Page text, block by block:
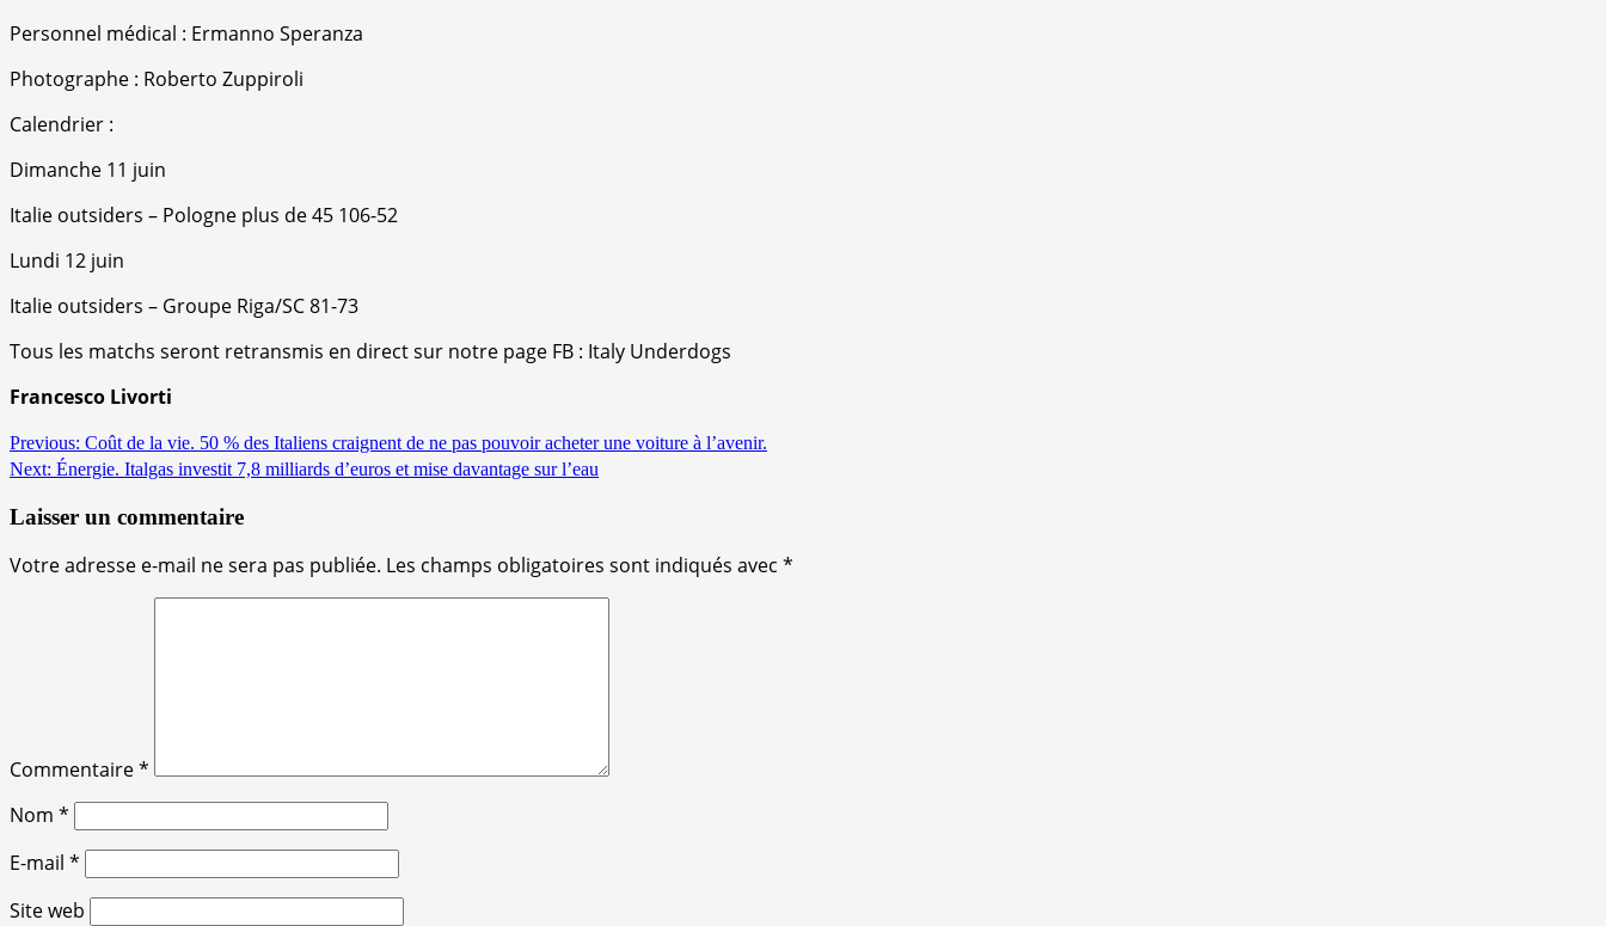
Personnel médical : Ermanno Speranza
Photographe : Roberto Zuppiroli
Calendrier :
Dimanche 11 juin
Italie outsiders – Pologne plus de 45 106-52
Lundi 12 juin
Italie outsiders – Groupe Riga/SC 81-73
Tous les matchs seront retransmis en direct sur notre page FB : Italy Underdogs
Francesco Livorti
Continue
Reading
Previous: Coût de la vie. 50 % des Italiens craignent de ne pas pouvoir acheter une voiture à l’avenir.
Next: Énergie. Italgas investit 7,8 milliards d’euros et mise davantage sur l’eau
Laisser un commentaire
Votre adresse e-mail ne sera pas publiée. Les champs obligatoires sont indiqués avec *
Commentaire*
Nom *
E-mail *
Site web